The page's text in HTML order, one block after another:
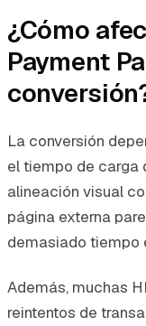
¿Cómo
Payment
La conversión
el tiempo de carga
alineación visual
página externa
demasiado tiempo
Además, muchas
reintentos de